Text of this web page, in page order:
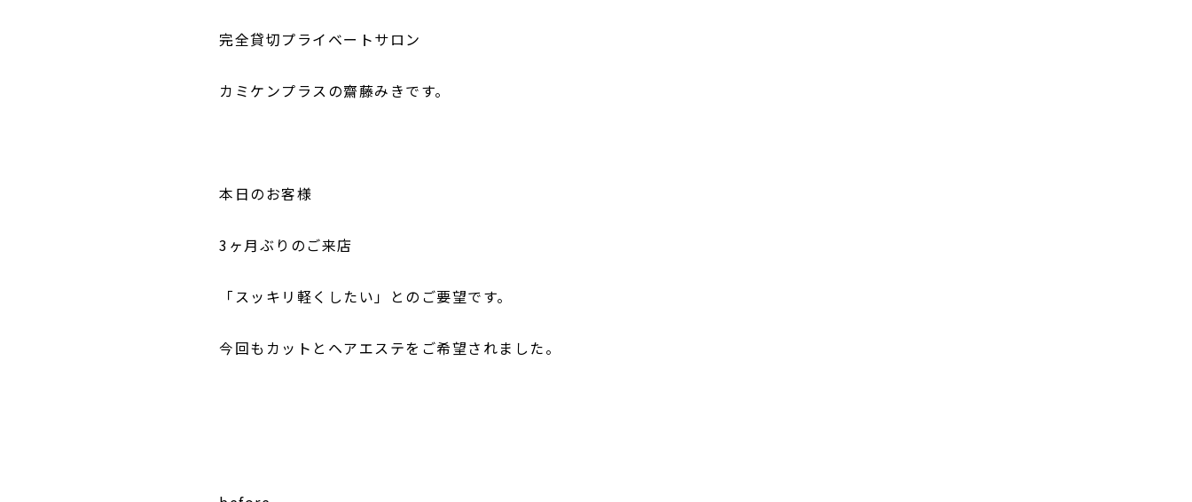
完全貸切プライベートサロン
カミケンプラスの齋藤みきです。
本日のお客様
3ヶ月ぶりのご来店
「スッキリ軽くしたい」とのご要望です。
今回もカットとヘアエステをご希望されました。